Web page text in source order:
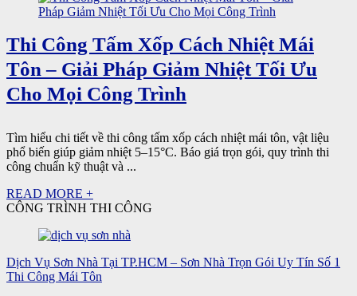
Thi Công Tấm Xốp Cách Nhiệt Mái
Tôn – Giải Pháp Giảm Nhiệt Tối Ưu
Cho Mọi Công Trình
Tìm hiểu chi tiết về thi công tấm xốp cách nhiệt mái tôn, vật liệu
phổ biến giúp giảm nhiệt 5–15°C. Báo giá trọn gói, quy trình thi
công chuẩn kỹ thuật và ...
READ MORE +
CÔNG TRÌNH THI CÔNG
Dịch Vụ Sơn Nhà Tại TP.HCM – Sơn Nhà Trọn Gói Uy Tín Số 1
Thi Công Mái Tôn